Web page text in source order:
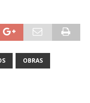
OBRAS